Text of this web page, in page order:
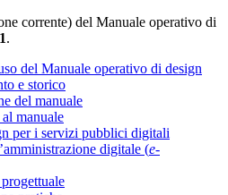
corrente) del Manuale operativo di
.
del Manuale operativo di design
e storico
del manuale
manuale
per i servizi pubblici digitali
digitale (e-